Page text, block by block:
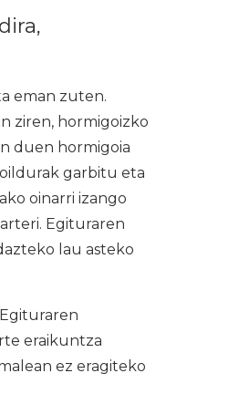
eman zuten.
ziren, hormigoizko
duen hormigoia
garbitu eta
oinarri izango
Egituraren
lau asteko
eraikuntza
ez eragiteko